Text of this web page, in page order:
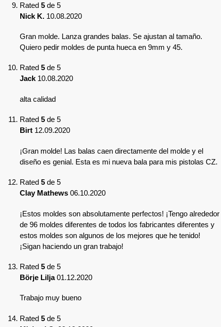
Rated 5 de 5
Nick K. 10.08.2020
Gran molde. Lanza grandes balas. Se ajustan al tamaño.
Quiero pedir moldes de punta hueca en 9mm y 45.
Rated 5 de 5
Jack 10.08.2020
alta calidad
Rated 5 de 5
Birt 12.09.2020
¡Gran molde! Las balas caen directamente del molde y el
diseño es genial. Esta es mi nueva bala para mis pistolas CZ.
Rated 5 de 5
Clay Mathews 06.10.2020
¡Estos moldes son absolutamente perfectos! ¡Tengo alrededor
de 96 moldes diferentes de todos los fabricantes diferentes y
estos moldes son algunos de los mejores que he tenido!
¡Sigan haciendo un gran trabajo!
Rated 5 de 5
Börje Lilja01.12.2020
Trabajo muy bueno
Rated 5 de 5